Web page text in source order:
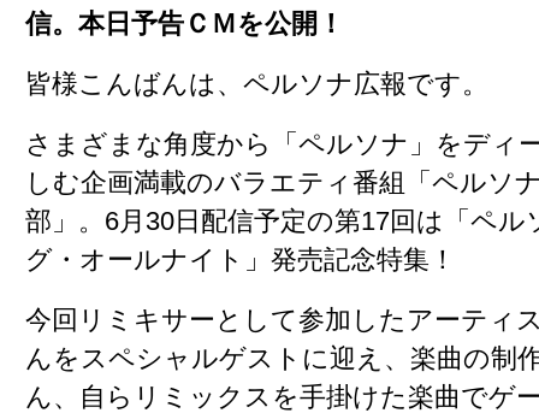
信。本日予告ＣＭを公開！
皆様こんばんは、ペルソナ広報です。
さまざまな角度から「ペルソナ」をディ
しむ企画満載のバラエティ番組「ペルソ
部」。 6月30日配信予定の第17回は「ペ
グ・オールナイト」発売記念特集 ！
今回 リミキサーとして参加したアーティ
んをスペシャルゲストに迎え、楽曲の制
ん、自らリミックスを手掛けた楽曲でゲ